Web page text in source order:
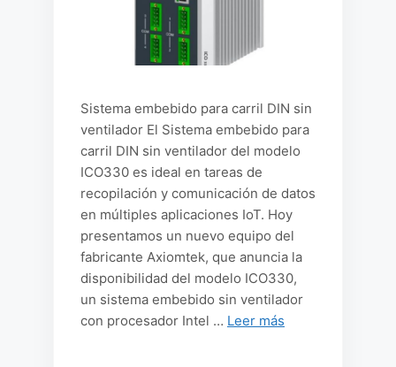
Sistema embebido para carril DIN sin
ventilador El Sistema embebido para
carril DIN sin ventilador del modelo
ICO330 es ideal en tareas de
recopilación y comunicación de datos
en múltiples aplicaciones IoT. Hoy
presentamos un nuevo equipo del
fabricante Axiomtek, que anuncia la
disponibilidad del modelo ICO330,
un sistema embebido sin ventilador
con procesador Intel … Leer más